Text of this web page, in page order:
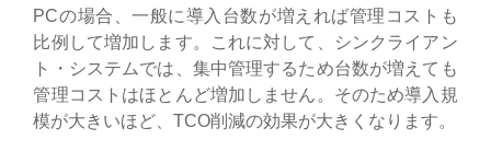
PCの場合、一般に導入台数が増えれば管理コストも
比例して増加します。これに対して、シンクライアン
ト・システムでは、集中管理するため台数が増えても
管理コストはほとんど増加しません。そのため導入規
模が大きいほど、TCO削減の効果が大きくなります。